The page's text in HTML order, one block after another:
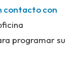
contacto con
programar su